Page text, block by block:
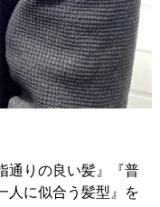
通りの良い髪』『普
人に似合う髪型』を